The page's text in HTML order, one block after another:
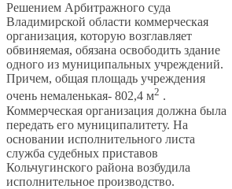
Решением Арбитражного суда
Владимирской области коммерческая
организация, которую возглавляет
обвиняемая, обязана освободить здание
одного из муниципальных учреждений.
Причем, общая площадь учреждения
очень немаленькая- 802,4 м2 .
Коммерческая организация должна была
передать его муниципалитету. На
основании исполнительного листа
служба судебных приставов
Кольчугинского района возбудила
исполнительное производство.